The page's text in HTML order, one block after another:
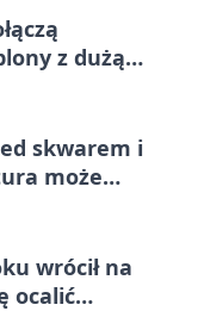
z dużą
skwarem i
może
wrócił na
ocalić